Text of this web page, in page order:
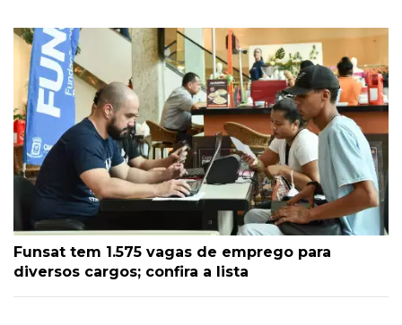
Funsat tem 1.575 vagas de emprego para
diversos cargos; confira a lista